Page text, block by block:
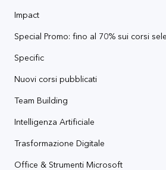
Impact
Special Promo: fino al 70% sui corsi
Specific
Nuovi corsi pubblicati
Team Building
Intelligenza Artificiale
Trasformazione Digitale
Office & Strumenti Microsoft